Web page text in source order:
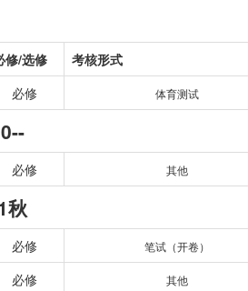
修/选修 考核形式
必修 体育测试
0--
必修 其他
秋
必修 笔试（开卷）
必修 其他